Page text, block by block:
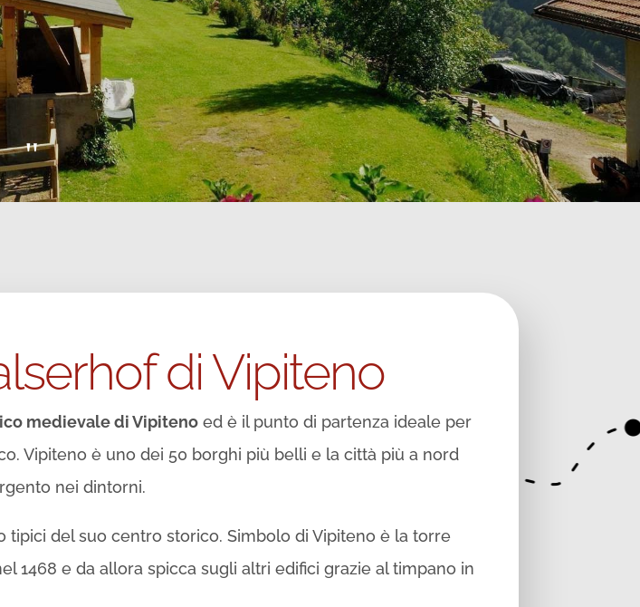
"
di Vipiteno
medievale di Vipiteno ed è il punto di partenza ideale per
Vipiteno è uno dei 50 borghi più belli e la città più a nord
nei dintorni.
del suo centro storico. Simbolo di Vipiteno è la torre
1468 e da allora spicca sugli altri edifici grazie al timpano in